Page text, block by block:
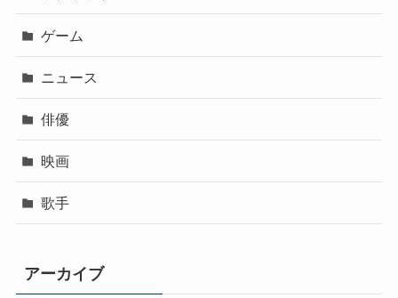
ゲーム
ニュース
俳優
映画
歌手
アーカイブ